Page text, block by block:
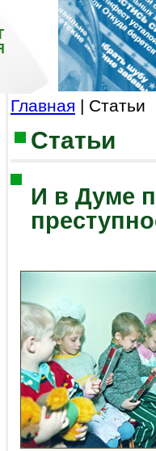
Главная | Статьи
Статьи
И в Думе